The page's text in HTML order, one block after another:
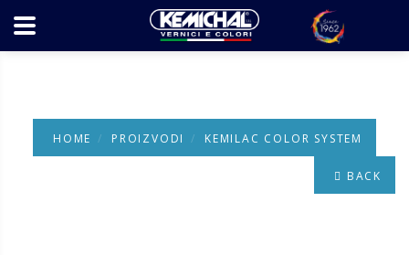
HOME PROIZVODI KEMILAC COLOR SYSTEM
BACK